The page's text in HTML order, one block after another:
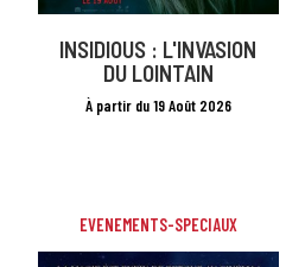
INSIDIOUS : L'INVASION
DU LOINTAIN
À partir du 19 Août 2026
EVENEMENTS-SPECIAUX